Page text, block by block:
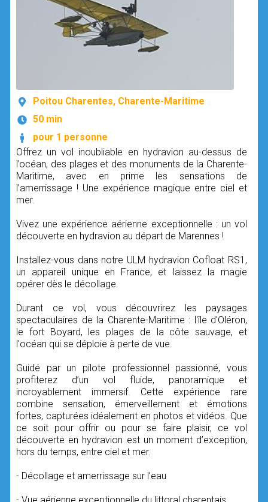
Poitou Charentes, Charente-Maritime
50 min
pour 1 personne
Offrez un vol inoubliable en hydravion au-dessus de
l’océan, des plages et des monuments de la Charente-
Maritime, avec en prime les sensations de
l’amerrissage ! Une expérience magique entre ciel et
mer.
Vivez une expérience aérienne exceptionnelle : un vol
découverte en hydravion au départ de Marennes !
Installez-vous dans notre ULM hydravion Cofloat RS1,
un appareil unique en France, et laissez la magie
opérer dès le décollage.
Durant ce vol, vous découvrirez les paysages
spectaculaires de la Charente-Maritime : l'île d'Oléron,
le fort Boyard, les plages de la côte sauvage, et
l'océan qui se déploie à perte de vue.
Guidé par un pilote professionnel passionné, vous
profiterez d’un vol fluide, panoramique et
incroyablement immersif. Cette expérience rare
combine sensation, émerveillement et émotions
fortes, capturées idéalement en photos et vidéos. Que
ce soit pour offrir ou pour se faire plaisir, ce vol
découverte en hydravion est un moment d’exception,
hors du temps, entre ciel et mer.
- Décollage et amerrissage sur l’eau